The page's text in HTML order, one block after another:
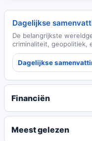
Dagelijkse
De belangrijkste
criminaliteit, geopolitiek,
Dagelijkse
Financiën
Meest gelezen